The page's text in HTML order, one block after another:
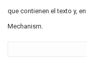
que contienen el texto y,
Mechanism.